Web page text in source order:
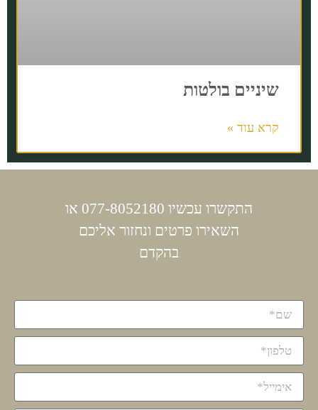
שיניים בולטות
קרא עוד »
התקשרו עכשיו 077-8052180 או
השאירו פרטים ונחזור אליכם
בהקדם